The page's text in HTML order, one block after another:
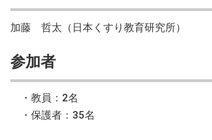
加藤 哲太（日本くすり教育研究所）
参加者
・教員：2名
・保護者：35名